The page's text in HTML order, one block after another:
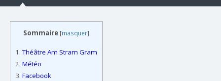
Sommaire [masquer]
1.Théâtre Am Stram Gram
2. Météo
3. Facebook